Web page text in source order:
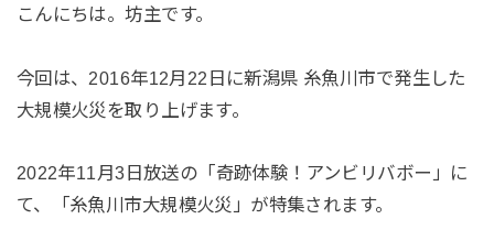
こんにちは。坊主です。
今回は、2016年12月22日に新潟県 糸魚川市で発生した
大規模火災を取り上げます。
2022年11月3日放送の「奇跡体験！アンビリバボー」に
て、「糸魚川市大規模火災」が特集されます。